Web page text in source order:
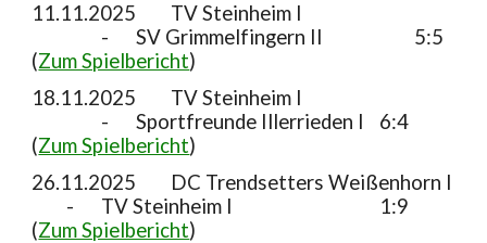
11.11.2025
TV Steinheim I
-
SV Grimmelfingern II
5:5
(Zum Spielbericht)
18.11.2025
TV Steinheim I
-
Sportfreunde Illerrieden I
6:4
(Zum Spielbericht)
26.11.2025
DC Trendsetters Weißenhorn I
-
TV Steinheim I
1:9
(Zum Spielbericht)